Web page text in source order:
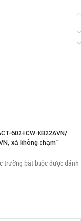
602+CW-KB22AVN/
xả không chạm”
trường bắt buộc được đánh